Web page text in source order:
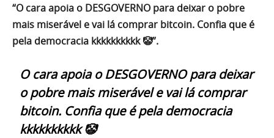
“O cara apoia o DESGOVERNO para deixar o pobre
mais miserável e vai lá comprar bitcoin. Confia que é
pela democracia kkkkkkkkkk 🤡”.
O cara apoia o DESGOVERNO para deixar
o pobre mais miserável e vai lá comprar
bitcoin. Confia que é pela democracia
kkkkkkkkkk 🤡